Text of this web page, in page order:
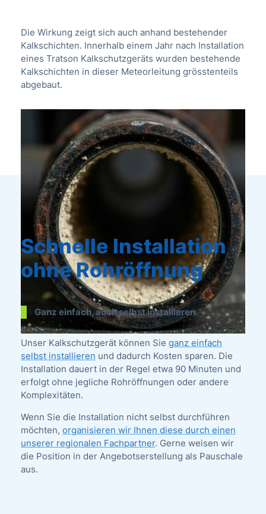
Die Wirkung zeigt sich auch anhand bestehender
Kalkschichten. Innerhalb einem Jahr nach Installation
eines Tratson Kalkschutzgeräts wurden bestehende
Kalkschichten in dieser Meteorleitung grösstenteils
abgebaut.
Schnelle Installation
ohne Rohröffnung
Ganz einfach, auch selbst installieren.
Unser Kalkschutzgerät können Sie ganz einfach
selbst installieren und dadurch Kosten sparen. Die
Installation dauert in der Regel etwa 90 Minuten und
erfolgt ohne jegliche Rohröffnungen oder andere
Komplexitäten.
Wenn Sie die Installation nicht selbst durchführen
möchten, organisieren wir Ihnen diese durch einen
unserer regionalen Fachpartner. Gerne weisen wir
die Position in der Angebotserstellung als Pauschale
aus.